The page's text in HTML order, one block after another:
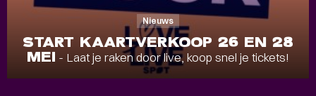
Nieuws
START KAARTVERKOOP 26 EN 28
MEI - Laat je raken door live, koop snel je tickets!